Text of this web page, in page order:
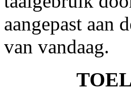
aangepast aan
van vandaag.